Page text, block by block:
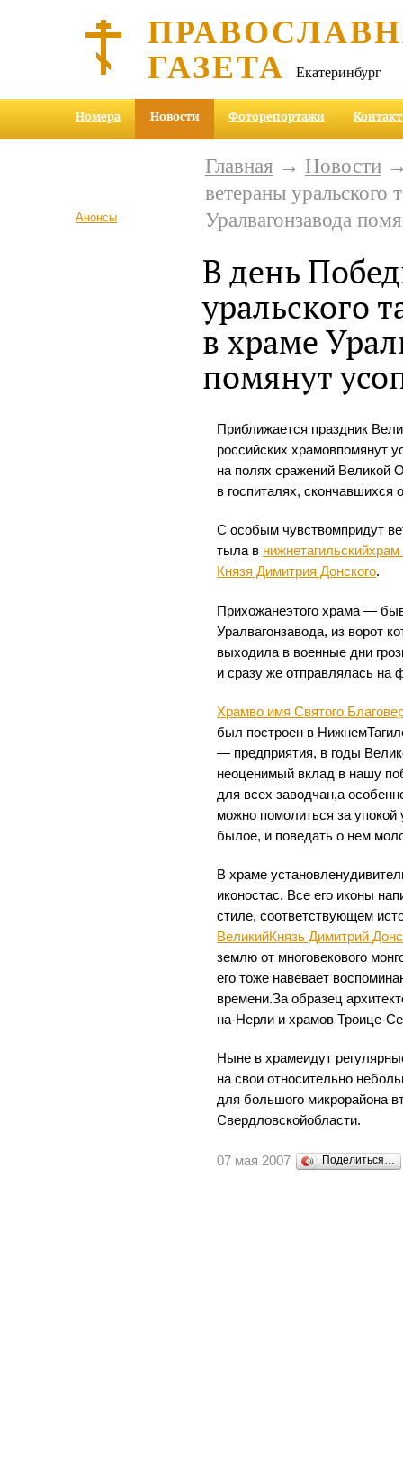
ГАЗЕТА Екатеринбург
Номера Новости Фоторепортажи
Анонсы
Главная → Новости→
ветераны уральского
Уралвагонзавода
В день
уральского
в храме
помянут
Приближается праздник
российских храмовпомянут
на полях сражений Великой
в госпиталях, скончавшихся
С особым чувствомпридут
тыла в
Князя Димитрия Донского.
Прихожанеэтого храма —
Уралвагонзавода, из ворот
выходила в военные дни
и сразу же отправлялась на
Храмво имя Святого
был построен в
— предприятия, в годы
неоценимый вклад в нашу
для всех заводчан,а
можно помолиться за
былое, и поведать о нем
В храме
иконостас. Все его иконы
стиле, соответствующем
ВеликийКнязь Димитрий
землю от многовекового
его тоже навевает
времени.За образец
на-Нерли и храмов Троице-
Ныне в храмеидут
на свои относительно
для большого микрорайона
Свердловскойобласти.
07 мая 2007 Поделиться…